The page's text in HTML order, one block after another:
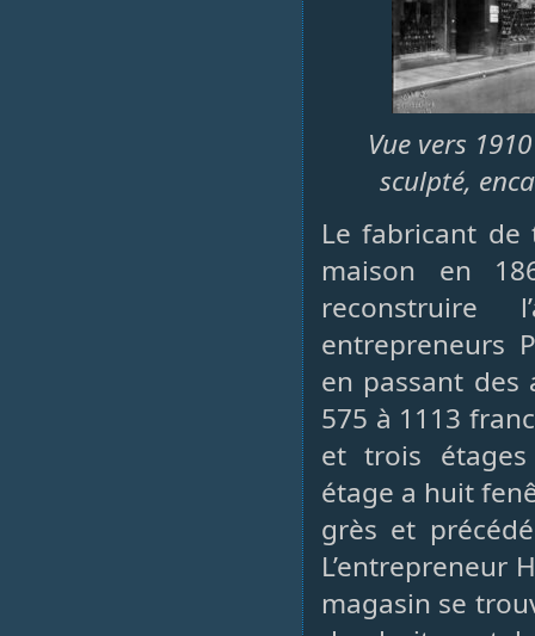
Vue vers
sculpté,
Le fabricant de
maison en
reconstruire
entrepreneurs
en passant des
575 à 1113
et trois étages
étage a huit
grès et
L’entrepreneur
magasin se